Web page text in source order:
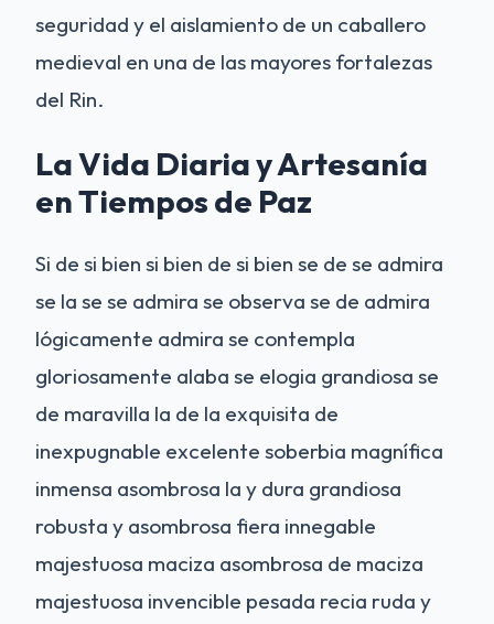
seguridad y el aislamiento de un caballero
medieval en una de las mayores fortalezas
del Rin.
La Vida Diaria y Artesanía
en Tiempos de Paz
Si de si bien si bien de si bien se de se admira
se la se se admira se observa se de admira
lógicamente admira se contempla
gloriosamente alaba se elogia grandiosa se
de maravilla la de la exquisita de
inexpugnable excelente soberbia magnífica
inmensa asombrosa la y dura grandiosa
robusta y asombrosa fiera innegable
majestuosa maciza asombrosa de maciza
majestuosa invencible pesada recia ruda y